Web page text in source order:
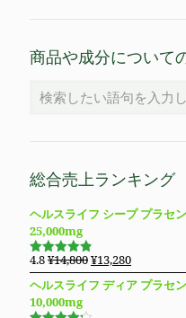
商品や成分について
総合売上ランキング
ヘルスライフ シープ プラセ
25,000mg
5段階で
4.83の評
価
4.8¥14,800元
の
価
¥13,280現
在
の
ヘルスライフ ディア プラセ
10,000mg